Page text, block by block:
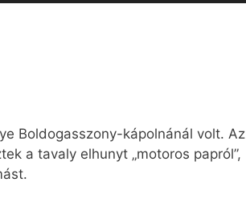
Boldogasszony-kápolnánál volt. Az
a tavaly elhunyt „motoros papról”,